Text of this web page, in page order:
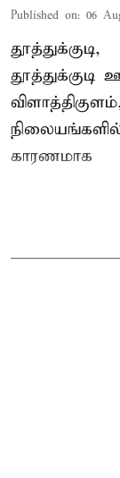
Published on: 06
தூத்துக்குடி,
தூத்துக்குடி
நிலையங்களில்
காரணமாக